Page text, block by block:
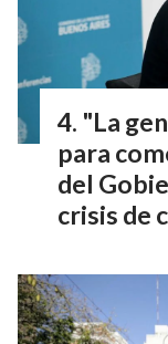
"La
para
del
crisis de